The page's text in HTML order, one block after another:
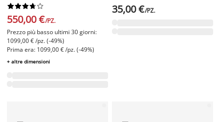






550,00 €/PZ.
Prezzo più basso ultimi 30 giorni:
1099,00 € /pz. (-49%)
Prima era: 1099,00 € /pz. (-49%)
+ altre dimensioni
35,00 €/PZ.